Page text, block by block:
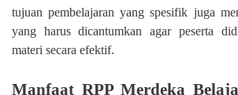
tujuan pembelajaran yang spesifik juga
yang harus dicantumkan agar peserta
materi secara efektif.
Manfaat RPP Merdeka